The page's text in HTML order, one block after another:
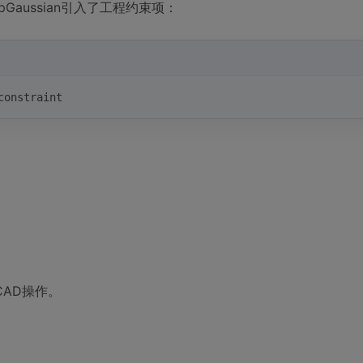
引入了工程约束项：
操作。